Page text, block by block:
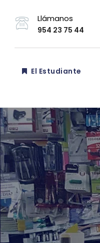
Llámanos
954 23 75 44
El Estudiante